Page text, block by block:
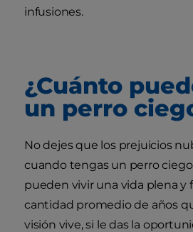
infusiones.
¿Cuánto
un perro
No dejes que los prejuicios
cuando tengas un perro
pueden vivir una vida plena y
cantidad promedio de años
visión vive, si le das la